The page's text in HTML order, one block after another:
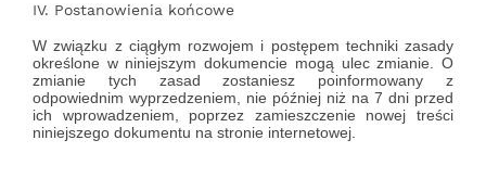
IV. Postanowienia końcowe
W związku z ciągłym rozwojem i postępem techniki zasady
określone w niniejszym dokumencie mogą ulec zmianie. O
zmianie tych zasad zostaniesz poinformowany z
odpowiednim wyprzedzeniem, nie później niż na 7 dni przed
ich wprowadzeniem, poprzez zamieszczenie nowej treści
niniejszego dokumentu na stronie internetowej.